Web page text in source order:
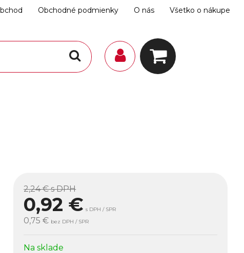
Obchodné podmienky O nás Všetko o nákupe
2,24 €s DPH
0,92 € s DPH / SPR
0,75 € bez DPH / SPR
Na sklade